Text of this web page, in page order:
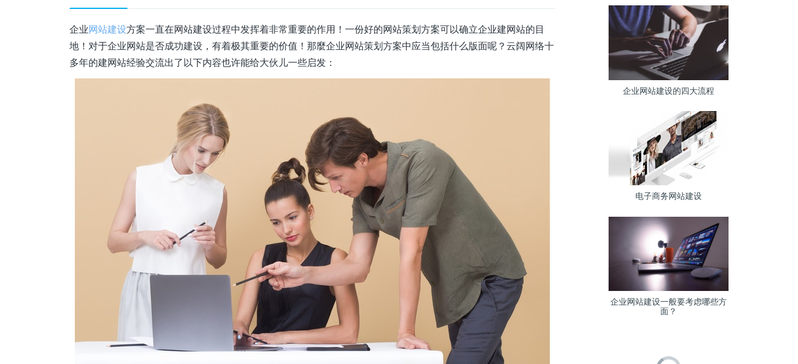
企业网站建设方案一直在网站建设过程中发挥着非常重要的作用！一份好的网站策划方案可以确立企业建网站的目
地！对于企业网站是否成功建设，有着极其重要的价值！那麼企业网站策划方案中应当包括什么版面呢？云阔网络十
多年的建网站经验交流出了以下内容也许能给大伙儿一些启发：
企业网站建设的四大流程
电子商务网站建设
企业网站建设一般要考虑哪些方
面？